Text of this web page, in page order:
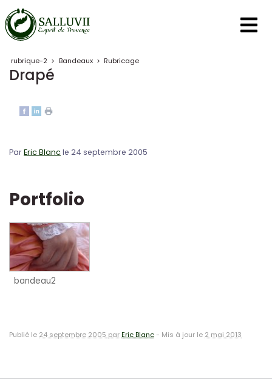
Panneau de gestion des cookies
rubrique-2 > Bandeaux > Rubricage
Drapé
ParEric Blanc le 24 septembre 2005
Portfolio
bandeau2
Publié le 24 septembre 2005 parEric Blanc- Mis à jour le 2 mai 2013